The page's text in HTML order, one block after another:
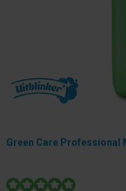
Green Care Professional